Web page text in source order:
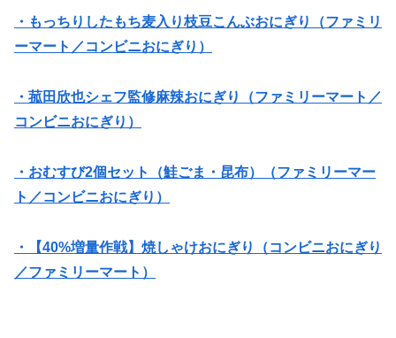
・もっちりしたもち麦入り枝豆こんぶおにぎり（ファミリ
ーマート／コンビニおにぎり）
・菰田欣也シェフ監修麻辣おにぎり（ファミリーマート／
コンビニおにぎり）
・おむすび2個セット（鮭ごま・昆布）（ファミリーマー
ト／コンビニおにぎり）
・【40%増量作戦】焼しゃけおにぎり（コンビニおにぎり
／ファミリーマート）